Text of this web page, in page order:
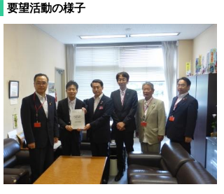
要望活動の様子